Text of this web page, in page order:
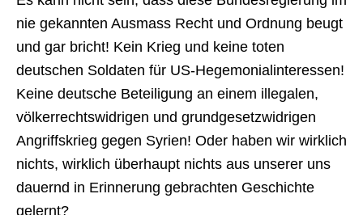
nie gekannten Ausmass Recht und Ordnung beugt
und gar bricht! Kein Krieg und keine toten
deutschen Soldaten für US-Hegemonialinteressen!
Keine deutsche Beteiligung an einem illegalen,
völkerrechtswidrigen und grundgesetzwidrigen
Angriffskrieg gegen Syrien! Oder haben wir wirklich
nichts, wirklich überhaupt nichts aus unserer uns
dauernd in Erinnerung gebrachten Geschichte
gelernt?